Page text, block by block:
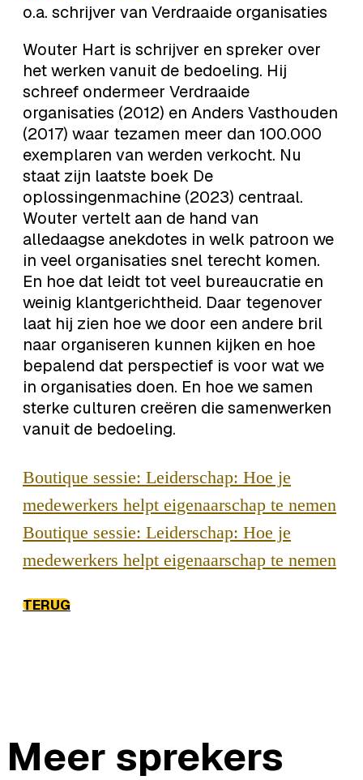
o.a. schrijver van Verdraaide organisaties
Wouter Hart is schrijver en spreker over
het werken vanuit de bedoeling. Hij
schreef ondermeer Verdraaide
organisaties (2012) en Anders Vasthouden
(2017) waar tezamen meer dan 100.000
exemplaren van werden verkocht. Nu
staat zijn laatste boek De
oplossingenmachine (2023) centraal.
Wouter vertelt aan de hand van
alledaagse anekdotes in welk patroon we
in veel organisaties snel terecht komen.
En hoe dat leidt tot veel bureaucratie en
weinig klantgerichtheid. Daar tegenover
laat hij zien hoe we door een andere bril
naar organiseren kunnen kijken en hoe
bepalend dat perspectief is voor wat we
in organisaties doen. En hoe we samen
sterke culturen creëren die samenwerken
vanuit de bedoeling.
Boutique sessie: Leiderschap: Hoe je
medewerkers helpt eigenaarschap te nemen
Boutique sessie: Leiderschap: Hoe je
medewerkers helpt eigenaarschap te nemen
TERUG
Meer sprekers